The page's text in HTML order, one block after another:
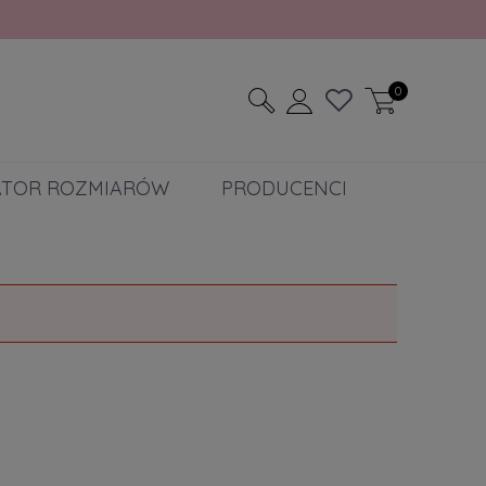
0
ROZMIARÓW PRODUCENCI